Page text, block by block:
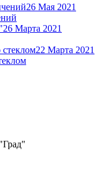
26 Мая 2021
26 Марта 2021
22 Марта 2021